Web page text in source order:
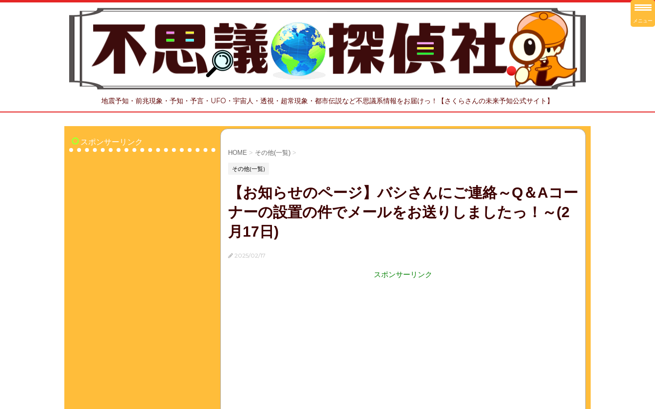
地震予知・前兆現象・予知・予言・UFO・宇宙人・透視・超常現象・都市伝説など不思議系情報をお届けっ！【さくらさんの未来予知公式サイト】
HOME > その他(一覧) >
その他(一覧)
【お知らせのページ】バシさんにご連絡～Q＆Aコー
ナーの設置の件でメールをお送りしましたっ！～(2
月17日)
2025/02/17
スポンサーリンク
スポンサーリンク
メニュー